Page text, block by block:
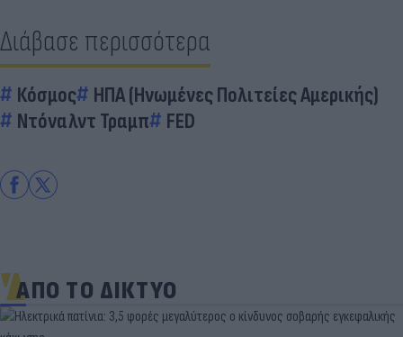
Διάβασε περισσότερα
Κόσμος
ΗΠΑ (Ηνωμένες Πολιτείες Αμερικής)
Ντόναλντ Τραμπ
FED
ΑΠΟ ΤΟ ΔΙΚΤΥΟ